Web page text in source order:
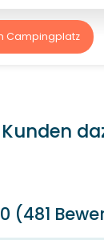
Campingplatz
(481